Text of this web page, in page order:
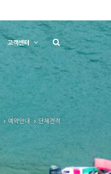
고객센터
예약안내 단체견적